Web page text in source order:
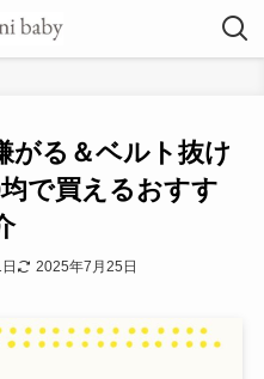
がる＆ベルト抜け
で買えるおすす
2025年7月25日